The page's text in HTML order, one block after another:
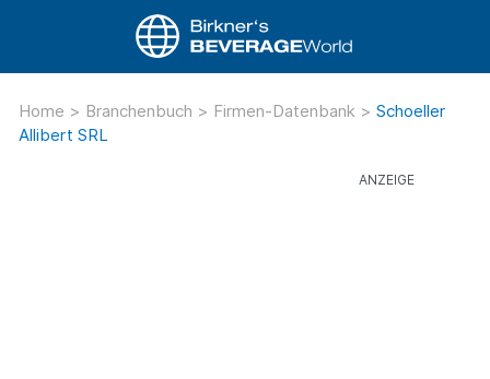
Home > Branchenbuch > Firmen-Datenbank > Schoeller
Allibert SRL